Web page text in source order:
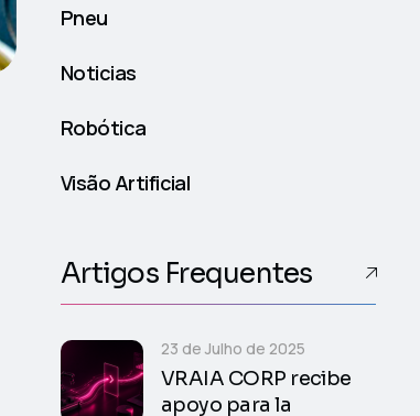
Pneu
Noticias
Robótica
Visão Artificial
Artigos Frequentes
VRAIA CORP recibe
apoyo para la
23 de Julho de 2025